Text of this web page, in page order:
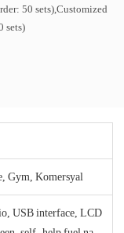
50 sets),Customized
sets)
Gym, Komersyal
USB interface, LCD